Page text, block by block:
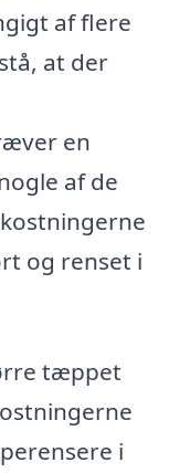
af flere
at der
en
af de
og renset i
tæppet
i